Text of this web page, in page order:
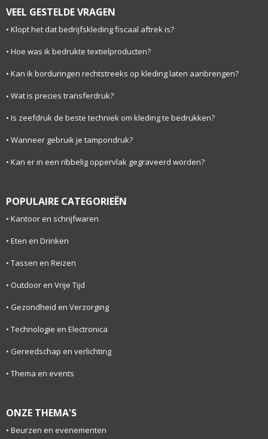
VEEL GESTELDE VRAGEN
Klopt het dat bedrijfskleding fiscaal aftrek is?
Hoe was ik bedrukte textielproducten?
Kan ik borduringen rechtstreeks op kleding laten aanbrengen?
Wat is precies transferdruk?
Is zeefdruk de beste techniek om kleding te bedrukken?
Wanneer gebruik je tampondruk?
Kan er in een ribbelig oppervlak gegraveerd worden?
POPULAIRE CATEGORIEËN
Kantoor en schrijfwaren
Eten en Drinken
Tassen en Reizen
Outdoor en Vrije Tijd
Gezondheid en Verzorging
Technologie en Electronica
Gereedschap en verlichting
Thema en events
ONZE THEMA'S
Beurzen en evenementen